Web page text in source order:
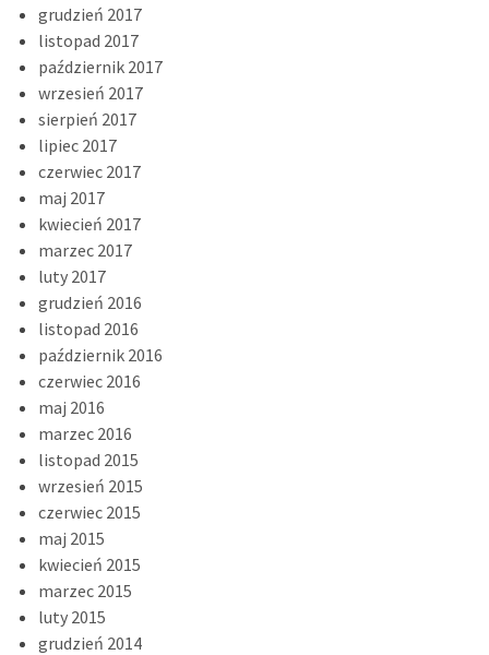
grudzień 2017
listopad 2017
październik 2017
wrzesień 2017
sierpień 2017
lipiec 2017
czerwiec 2017
maj 2017
kwiecień 2017
marzec 2017
luty 2017
grudzień 2016
listopad 2016
październik 2016
czerwiec 2016
maj 2016
marzec 2016
listopad 2015
wrzesień 2015
czerwiec 2015
maj 2015
kwiecień 2015
marzec 2015
luty 2015
grudzień 2014